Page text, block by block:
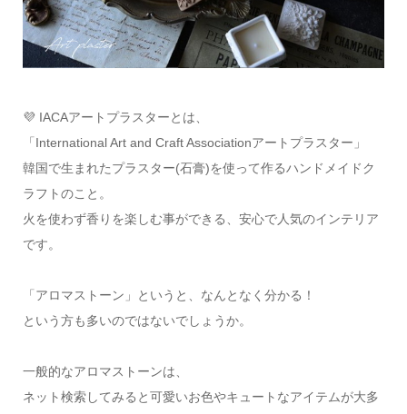
💜 IACAアートプラスターとは、
「International Art and Craft Associationアートプラスター」
韓国で生まれたプラスター(石膏)を使って作るハンドメイドク
ラフトのこと。
火を使わず香りを楽しむ事ができる、安心で人気のインテリア
です。
「アロマストーン」というと、なんとなく分かる！
という方も多いのではないでしょうか。
一般的なアロマストーンは、
ネット検索してみると可愛いお色やキュートなアイテムが大多